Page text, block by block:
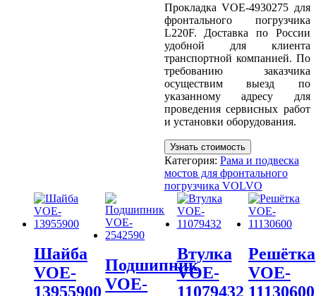
Прокладка VOE-4930275 для
фронтального погрузчика
L220F. Доставка по России
удобной для клиента
транспортной компанией. По
требованию заказчика
осуществим выезд по
указанному адресу для
проведения сервисных работ
и установки оборудования.
Узнать стоимость
Категория: Рама и подвеска
мостов для фронтального
погрузчика VOLVO
Шайба
VOE-
13955900
Подшипник
VOE-
Втулка
VOE-
11079432
Решётка
VOE-
11130600